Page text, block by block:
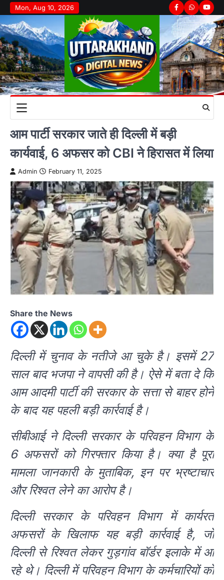
Skip
to
content
Mon, Aug 10, 2026 Facebook
Whatsapp
आम पार्टी सरकार जाते ही दिल्ली में बड़ी
कार्यवाई, 6 अफसर को CBI ने हिरासत में लिया
Admin February 11, 2025
Share the News
दिल्ली में चुनाव के नतीजे आ चुके है। इसमें 27
साल बाद भजपा ने वापसी की है। ऐसे में बता दे कि
आम आदमी पार्टी की सरकार के सत्ता से बाहर होने
के बाद यह पहली बड़ी कार्रवाई है।
सीबीआई ने दिल्ली सरकार के परिवहन विभाग के
6 अफसरों को गिरफ्तार किया है। क्या है पूरा
मामला जानकारी के मुताबिक, इन पर भ्रष्टाचार
और रिश्वत लेने का आरोप है।
दिल्ली सरकार के परिवहन विभाग में कार्यरत
अफसरों के खिलाफ यह बड़ी कार्रवाई है, जो
दिल्ली से रिश्वत लेकर गुड़गांव बॉर्डर इलाके में आ
रहे थे। दिल्ली में परिवहन विभाग के कर्मचारियों को